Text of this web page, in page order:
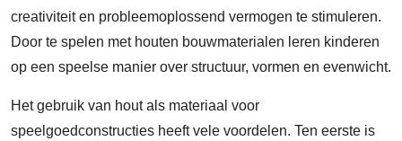
creativiteit en probleemoplossend vermogen te stimuleren.
Door te spelen met houten bouwmaterialen leren kinderen
op een speelse manier over structuur, vormen en evenwicht.
Het gebruik van hout als materiaal voor
speelgoedconstructies heeft vele voordelen. Ten eerste is